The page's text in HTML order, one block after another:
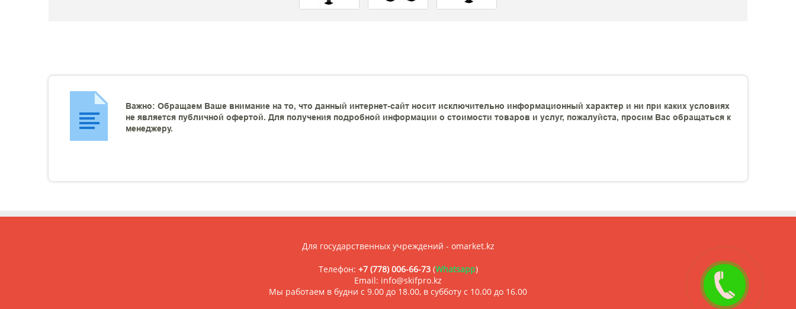
Важно: Обращаем Ваше внимание на то, что данный интернет-сайт носит исключительно информационный характер и ни при каких условиях
не является публичной офертой. Для получения подробной информации о стоимости товаров и услуг, пожалуйста, просим Вас обращаться к
менеджеру.
Для государственных учреждений - omarket.kz
Телефон: +7 (778) 006-66-73(Whatsapp)
Email: info@skifpro.kz
Мы работаем в будни с 9.00 до 18.00, в субботу с 10.00 до 16.00